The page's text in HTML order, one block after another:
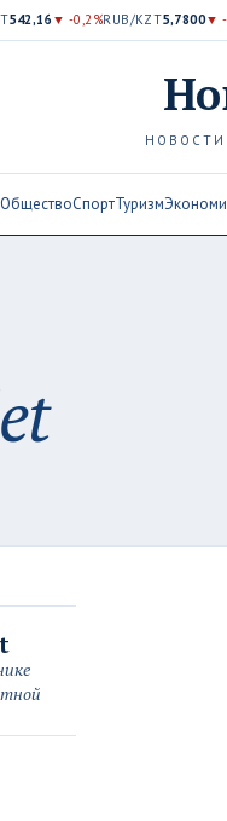
542,16 ▼ -0,2%RUB/KZT5,7800▼ -
ОбществоСпортТуризм